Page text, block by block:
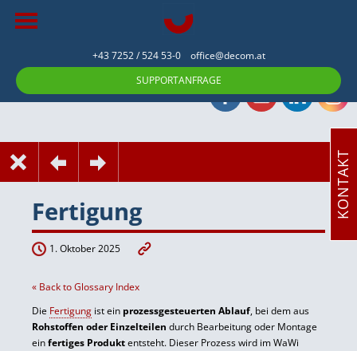
+43 7252 / 524 53-0 office@decom.at
SUPPORTANFRAGE
Fertigung
1. Oktober 2025
« Back to Glossary Index
Die Fertigung ist ein prozessgesteuerten Ablauf, bei dem aus
Rohstoffen oder Einzelteilen durch Bearbeitung oder Montage
einfertiges Produktentsteht. Dieser Prozess wird im WaWi
KONTAKT